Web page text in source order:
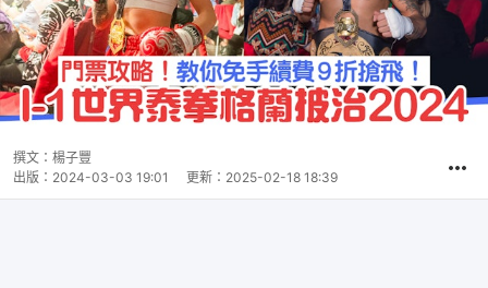
撰文： 楊子豐
出版： 2024-03-03 19:01 更新： 2025-02-18 18:39